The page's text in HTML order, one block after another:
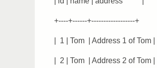
+----+------+------------------+
| 1 | Tom | Address 1 of Tom |
| 2 | Tom | Address 2 of Tom |